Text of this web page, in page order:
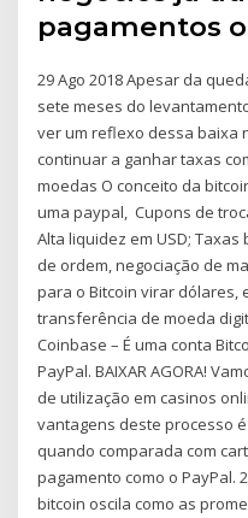
pagamentos
29 Ago 2018 Apesar da
sete meses do
ver um reflexo dessa baixa
continuar a ganhar taxas
moedas O conceito da
uma paypal, Cupons de
Alta liquidez em USD;
de ordem, negociação de
para o Bitcoin virar dólares,
transferência de moeda
Coinbase – É uma conta
PayPal. BAIXAR AGORA!
de utilização em casinos
vantagens deste processo
quando comparada com
pagamento como o PayPal.
bitcoin oscila como as